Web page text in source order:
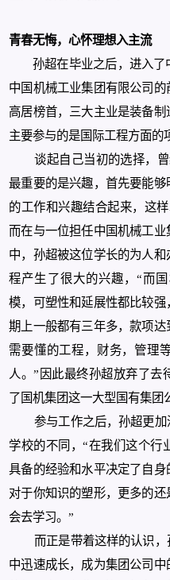
青春无悔，心怀理想入主流
孙超在毕业之后，进入了
中国机械工业集团有限公司
高居榜首，三大主业是装备
主要参与的是国际工程方面的
谈起自己当初的选择，
最重要的是兴趣，首先要能
的工作和兴趣结合起来，这
而在与一位担任中国机械工
中，孙超被这位学长的为人
程产生了很大的兴趣，“而
模，可塑性和延展性都比较
期上一般都有三年多，款项
需要懂的工程，财务，管理
人。”因此最终孙超放弃了去
了国机集团这一大型国有集团
参与工作之后，孙超更
学校的不同，“在我们这个行
具备的经验和水平决定了自
对于你知识的塑形，更多的
会去学习。”
而正是带着这样的认识
中迅速成长，成为集团公司